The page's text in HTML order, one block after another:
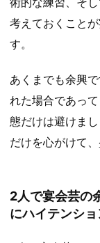
考えておくこと
す。
あくまでも余興
れた場合であっ
態だけは避けま
だけを心がけて
2人で宴会芸の
にハイテンショ